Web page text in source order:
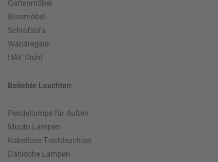
Gartenmöbel
Büromöbel
Schlafsofa
Wandregale
HAY Stuhl
Beliebte Leuchten
Pendellampe für Außen
Muuto Lampen
Kabellose Tischleuchten
Dänische Lampen